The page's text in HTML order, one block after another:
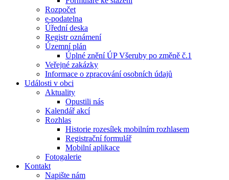
Rozpočet
e-podatelna
Úřední deska
Registr oznámení
Územní plán
Úplné znění ÚP Všeruby po změně č.1
Veřejné zakázky
Informace o zpracování osobních údajů
Události v obci
Aktuality
Opustili nás
Kalendář akcí
Rozhlas
Historie rozesílek mobilním rozhlasem
Registrační formulář
Mobilní aplikace
Fotogalerie
Kontakt
Napište nám